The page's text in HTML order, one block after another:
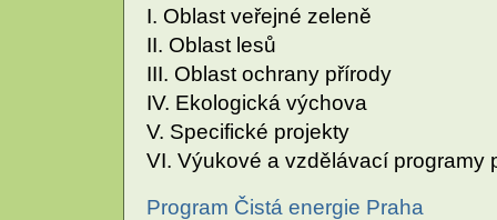
I. Oblast veřejné zeleně
II. Oblast lesů
III. Oblast ochrany přírody
IV. Ekologická výchova
V. Specifické projekty
VI. Výukové a vzdělávací programy
Program Čistá energie Praha